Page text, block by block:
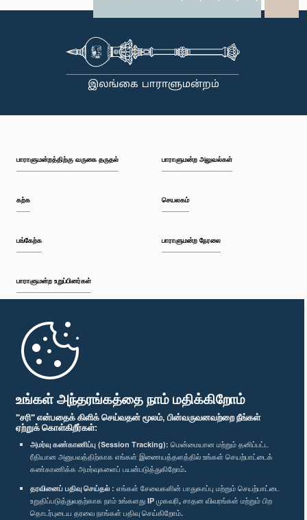
உங்கள் அந்தரங்கத்தை நாம் மதிக்கிறோம்
"சரி" என்பதைக் கிளிக் செய்வதன் மூலம், பின்வருவனவற்றை நீங்கள்
ஏற்றுக் கொள்கிறீர்கள்:
அமர்வு கண்காணிப்பு (Session Tracking): மென்மையான மற்றும் தனிப்பட்ட
ரீதியான அனுபவத்திற்காக எங்கள் இணையத்தளத்தில் உங்கள் செயற்பாட்டைக்
கண்காணிக்க அமர்வுகளைப் பயன்படுத்துகிறோம்.
தரவினைப் பதிவு செய்தல் : எங்கள் சேவைகளின் பாதுகாப்பு மற்றும் செயற்பாட்டை
உறுதிப்படுத்துவதற்காக நாம் உங்களது IP முகவரி, சாதன விவரங்கள் மற்றும் பிற
தொடர்புடைய தரவை நாங்கள் பதிவு செய்கிறோம்.
பாராளுமன்றத்திற்கு வருகை தருதல்
கற்க
பங்கேற்க
பாராளுமன்ற உறுப்பினர்கள்
முதற்பக்கம்
பாராளுமன்ற அலுவல்கள்
செயலகம்
பாராளுமன்ற நேரலை
பாராளுமன்ற கையடக்க செயலி
எம்மை பின்தொடர்க :
விருதுகள்